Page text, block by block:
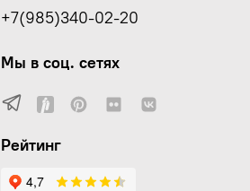
+7(985)340-02-20
Мы в соц. сетях
Рейтинг